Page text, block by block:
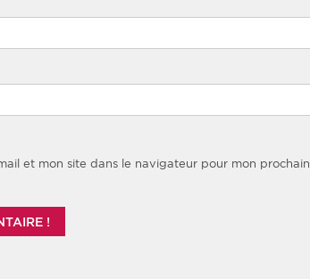
et mon site dans le navigateur pour mon prochain